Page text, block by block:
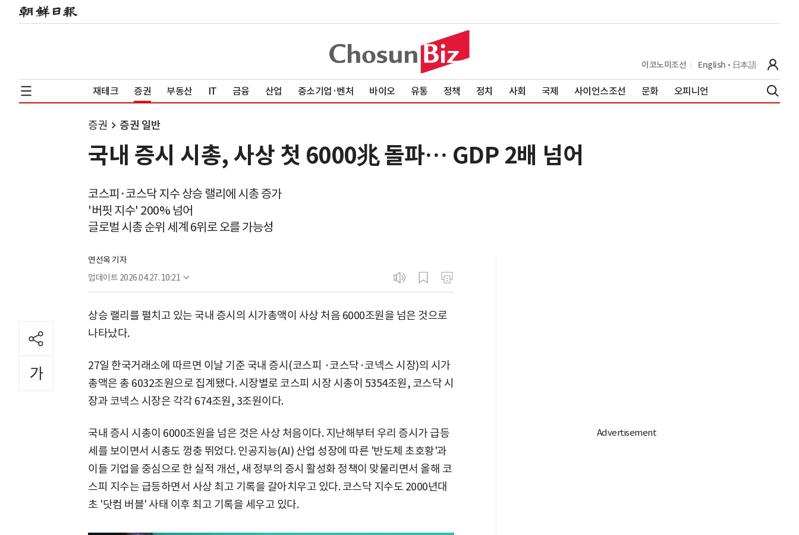
이코노미조선 English 日本語
재테크 증권 부동산 IT 금융 산업 중소기업·벤처 바이오 유통 정책 정치 사회 국제 사이언스조선 문화 오피니언
증권 증권 일반
국내 증시 시총, 사상 첫 6000兆 돌파… GDP 2배 넘어
코스피·코스닥 지수 상승 랠리에 시총 증가
'버핏 지수' 200% 넘어
글로벌 시총 순위 세계 6위로 오를 가능성
연선옥 기자
업데이트 2026.04.27. 10:21
상승 랠리를 펼치고 있는 국내 증시의 시가총액이 사상 처음 6000조원을 넘은 것으로
나타났다.
27일 한국거래소에 따르면 이날 기준 국내 증시(코스피 ·코스닥·코넥스 시장)의 시가
총액은 총 6032조원으로 집계됐다. 시장별로 코스피 시장 시총이 5354조원, 코스닥 시
장과 코넥스 시장은 각각 674조원, 3조원이다.
국내 증시 시총이 6000조원을 넘은 것은 사상 처음이다. 지난해부터 우리 증시가 급등
세를 보이면서 시총도 껑충 뛰었다. 인공지능(AI) 산업 성장에 따른 '반도체 초호황'과
이들 기업을 중심으로 한 실적 개선, 새 정부의 증시 활성화 정책이 맞물리면서 올해 코
스피 지수는 급등하면서 사상 최고 기록을 갈아치우고 있다. 코스닥 지수도 2000년대
초 '닷컴 버블' 사태 이후 최고 기록을 세우고 있다.